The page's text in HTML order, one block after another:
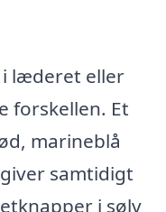
i læderet eller
forskellen. Et
marineblå
samtidigt
i sølv